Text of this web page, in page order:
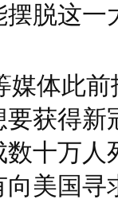
脱这一
媒体此
获得新
十万人
美国寻